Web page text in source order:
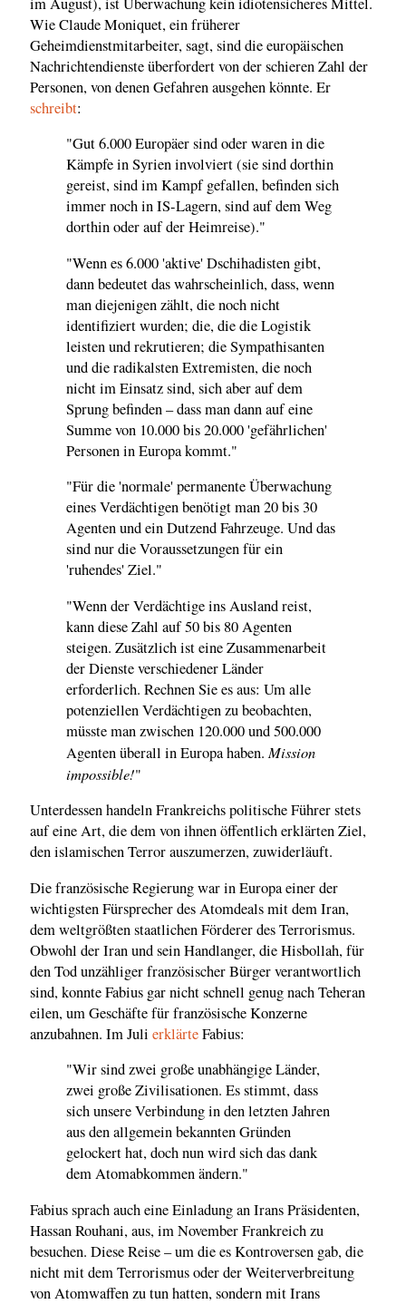
Wie Claude Moniquet, ein früherer
Geheimdienstmitarbeiter, sagt, sind die europäischen
Nachrichtendienste überfordert von der schieren Zahl der
Personen, von denen Gefahren ausgehen könnte. Er
schreibt:
"Gut 6.000 Europäer sind oder waren in die
Kämpfe in Syrien involviert (sie sind dorthin
gereist, sind im Kampf gefallen, befinden sich
immer noch in IS-Lagern, sind auf dem Weg
dorthin oder auf der Heimreise)."
"Wenn es 6.000 'aktive' Dschihadisten gibt,
dann bedeutet das wahrscheinlich, dass, wenn
man diejenigen zählt, die noch nicht
identifiziert wurden; die, die die Logistik
leisten und rekrutieren; die Sympathisanten
und die radikalsten Extremisten, die noch
nicht im Einsatz sind, sich aber auf dem
Sprung befinden – dass man dann auf eine
Summe von 10.000 bis 20.000 'gefährlichen'
Personen in Europa kommt."
"Für die 'normale' permanente Überwachung
eines Verdächtigen benötigt man 20 bis 30
Agenten und ein Dutzend Fahrzeuge. Und das
sind nur die Voraussetzungen für ein
'ruhendes' Ziel."
"Wenn der Verdächtige ins Ausland reist,
kann diese Zahl auf 50 bis 80 Agenten
steigen. Zusätzlich ist eine Zusammenarbeit
der Dienste verschiedener Länder
erforderlich. Rechnen Sie es aus: Um alle
potenziellen Verdächtigen zu beobachten,
müsste man zwischen 120.000 und 500.000
Agenten überall in Europa haben.Mission
impossible!"
Unterdessen handeln Frankreichs politische Führer stets
auf eine Art, die dem von ihnen öffentlich erklärten Ziel,
den islamischen Terror auszumerzen, zuwiderläuft.
Die französische Regierung war in Europa einer der
wichtigsten Fürsprecher des Atomdeals mit dem Iran,
dem weltgrößten staatlichen Förderer des Terrorismus.
Obwohl der Iran und sein Handlanger, die Hisbollah, für
den Tod unzähliger französischer Bürger verantwortlich
sind, konnte Fabius gar nicht schnell genug nach Teheran
eilen, um Geschäfte für französische Konzerne
anzubahnen. Im Juli erklärteFabius:
"Wir sind zwei große unabhängige Länder,
zwei große Zivilisationen. Es stimmt, dass
sich unsere Verbindung in den letzten Jahren
aus den allgemein bekannten Gründen
gelockert hat, doch nun wird sich das dank
dem Atomabkommen ändern."
Fabius sprach auch eine Einladung an Irans Präsidenten,
Hassan Rouhani, aus, im November Frankreich zu
besuchen. Diese Reise – um die es Kontroversen gab, die
nicht mit dem Terrorismus oder der Weiterverbreitung
von Atomwaffen zu tun hatten, sondern mit Irans